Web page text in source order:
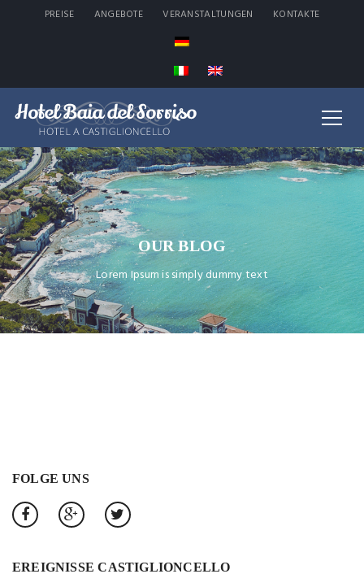
PREISE ANGEBOTE VERANSTALTUNGEN KONTAKTE
OUR BLOG
Lorem Ipsum is simply dummy text
FOLGE UNS
EREIGNISSE CASTIGLIONCELLO